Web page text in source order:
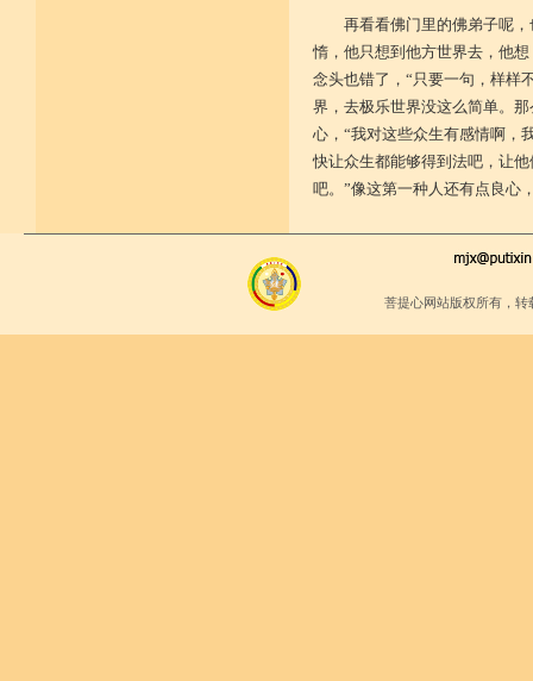
再看看佛门里的佛弟子呢
惰，他只想到他方世界去，他
念头也错了，“只要一句，样样
界，去极乐世界没这么简单。
心，“我对这些众生有感情啊，
快让众生都能够得到法吧，让
吧。”像这第一种人还有点良心
菩提心网站版权所有，